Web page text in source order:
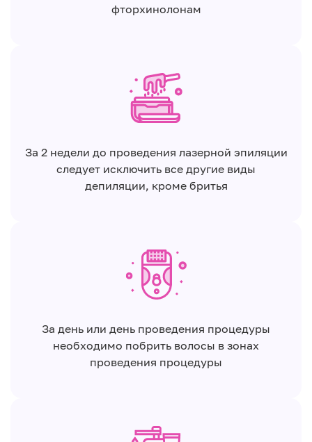
фторхинолонам
За 2 недели до проведения лазерной эпиляции
следует исключить все другие виды
депиляции, кроме бритья
За день или день проведения процедуры
необходимо побрить волосы в зонах
проведения процедуры